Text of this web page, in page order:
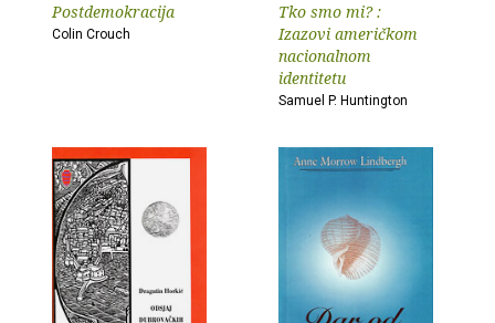
Postdemokracija
Colin Crouch
Tko smo mi? :
Izazovi američkom
nacionalnom
identitetu
Samuel P. Huntington